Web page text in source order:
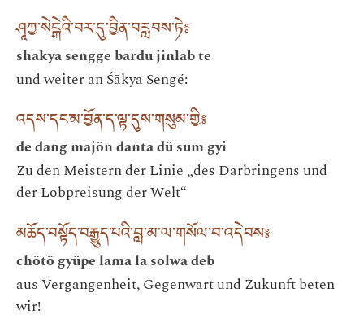
ཤཱཀྱ་སེངྒེའི་བར་དུ་བྱིན་བརླབས་ཏེ༔
shakya sengge bardu jinlab te
und weiter an Śākya Sengé:
འདས་དང་མ་བྱོན་ད་ལྟ་དུས་གསུམ་གྱི༔
de dang majön danta dü sum gyi
Zu den Meistern der Linie „des Darbringens und
der Lobpreisung der Welt“
མཆོད་བསྟོད་བརྒྱུད་པའི་བླ་མ་ལ་གསོལ་བ་འདེབས༔
chötö gyüpe lama la solwa deb
aus Vergangenheit, Gegenwart und Zukunft beten
wir!